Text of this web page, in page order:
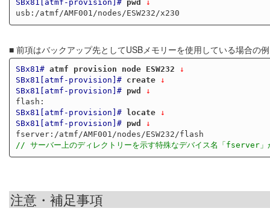
SBx81[atmf-provision]#
pwd
↓
■ 前項はバックアップ先としてUSBメモリーを使用している場合の
SBx81# atmf provision node ESW232 ↓
SBx81[atmf-provision]#
create ↓
SBx81[atmf-provision]#
pwd
↓
SBx81[atmf-provision]#
locate ↓
SBx81[atmf-provision]#
pwd
↓
// サーバー上のディレクトリーを示す特殊なデバイス名「fserver」
注意・補足事項